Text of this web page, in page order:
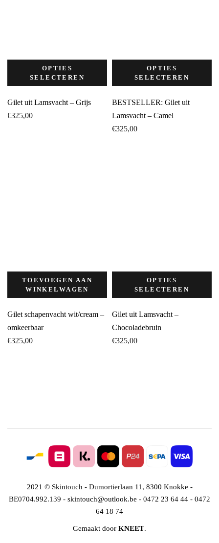
OPTIES
SELECTEREN
Gilet uit Lamsvacht – Grijs
€325,00
OPTIES
SELECTEREN
BESTSELLER: Gilet uit
Lamsvacht – Camel
€325,00
TOEVOEGEN AAN
WINKELWAGEN
Gilet schapenvacht wit/cream –
omkeerbaar
€325,00
OPTIES
SELECTEREN
Gilet uit Lamsvacht –
Chocoladebruin
€325,00
2021 © Skintouch - Dumortierlaan 11, 8300 Knokke -
BE0704.992.139 - skintouch@outlook.be - 0472 23 64 44 - 0472
64 18 74
Gemaakt door KNEET.